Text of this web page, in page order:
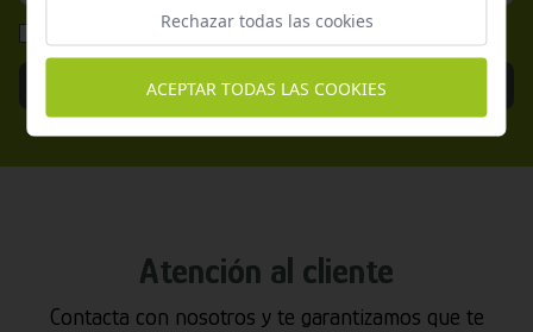
He leído y acepto laPolítica de Privacidad
Enviar
Atención al cliente
Contacta con nosotros y te garantizamos que te
Rechazar todas las cookies
ACEPTAR TODAS LAS COOKIES